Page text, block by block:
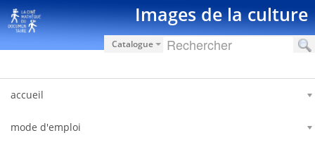
Skip to Content Images de la culture
Catalogue
accueil
mode d'emploi